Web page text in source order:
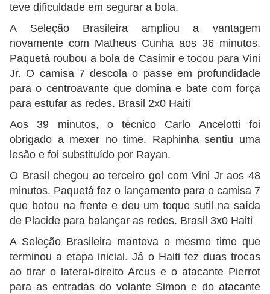
teve dificuldade em segurar a bola.
A Seleção Brasileira ampliou a vantagem
novamente com Matheus Cunha aos 36 minutos.
Paquetá roubou a bola de Casimir e tocou para Vini
Jr. O camisa 7 descola o passe em profundidade
para o centroavante que domina e bate com força
para estufar as redes. Brasil 2x0 Haiti
Aos 39 minutos, o técnico Carlo Ancelotti foi
obrigado a mexer no time. Raphinha sentiu uma
lesão e foi substituído por Rayan.
O Brasil chegou ao terceiro gol com Vini Jr aos 48
minutos. Paquetá fez o lançamento para o camisa 7
que botou na frente e deu um toque sutil na saída
de Placide para balançar as redes. Brasil 3x0 Haiti
A Seleção Brasileira manteva o mesmo time que
terminou a etapa inicial. Já o Haiti fez duas trocas
ao tirar o lateral-direito Arcus e o atacante Pierrot
para as entradas do volante Simon e do atacante